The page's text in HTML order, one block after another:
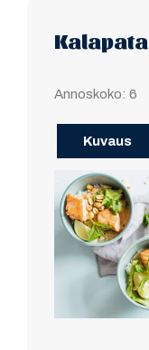
Annoskoko: 6
Kuvaus